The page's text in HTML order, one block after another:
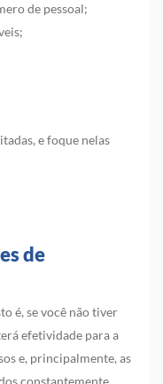
de pessoal;
e foque nelas
de
é, se você não tiver
efetividade para a
e, principalmente, as
constantemente.